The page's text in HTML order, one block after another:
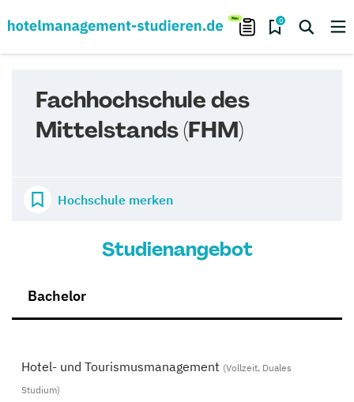
0
Fachhochschule des
Mittelstands (FHM)
Hochschule merken
Studienangebot
Bachelor
Hotel- und Tourismusmanagement (Vollzeit, Duales
Studium)